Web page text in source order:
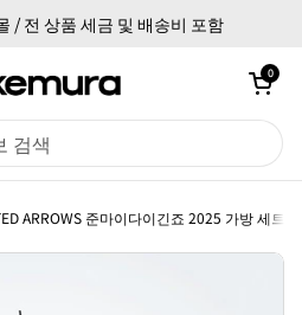
/ 전 상품 세금 및 배송비 포함
카트 열기
0
ARROWS 준마이다이긴죠 2025 가방 세트